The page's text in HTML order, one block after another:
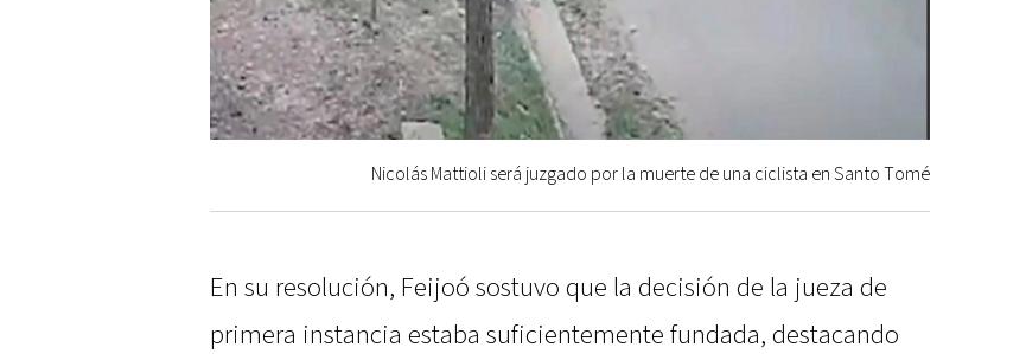
Nicolás Mattioli será juzgado por la muerte de una ciclista en Santo Tomé
En su resolución, Feijoó sostuvo que la decisión de la jueza de
primera instancia estaba suficientemente fundada, destacando